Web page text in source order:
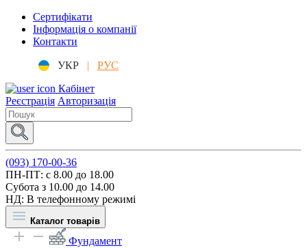
Сертифікати
Інформація о компанії
Контакти
УКР |
РУС
Кабінет
Реєстрація Авторизація
(093) 170-00-36
ПН-ПТ: c 8.00 до 18.00
Субота з 10.00 до 14.00
НД: В телефонному режимі
Каталог товарів
Фундамент